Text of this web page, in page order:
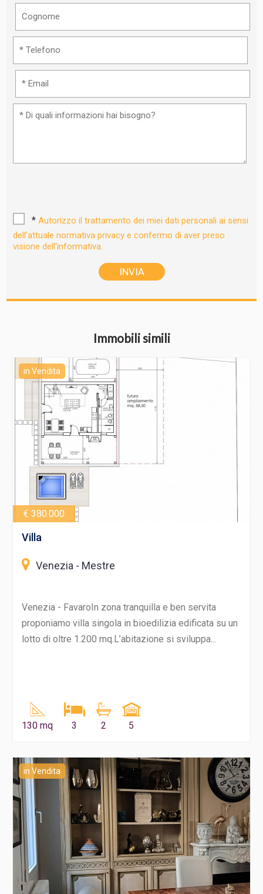
* Autorizzo il trattamento dei miei dati personali ai sensi
dell'attuale normativa privacy e confermo di aver preso
visione dell'informativa.
Immobili simili
€ 380.000
in Vendita
Villa
Venezia - Mestre
Venezia - FavaroIn zona tranquilla e ben servita
proponiamo villa singola in bioedilizia edificata su un
lotto di oltre 1.200 mq.L’abitazione si sviluppa...
130 mq 3 2 5
in Vendita